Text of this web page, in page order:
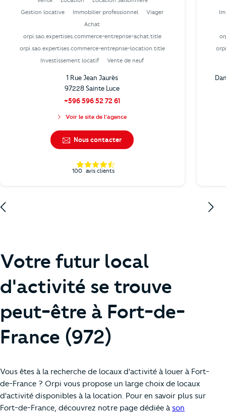
Gestion locative
Immobilier professionnel
Viager
Achat
orpi.sao.expertises.commerce-entreprise-achat.title
orpi.sao.expertises.commerce-entreprise-location.title
Investissement locatif
Vente de neuf
1 Rue Jean Jaurès
97228 Sainte Luce
+596 596 52 72 61
Voir le site de l'agence
Nous contacter
100 avis clients
Votre futur local
d'activité se trouve
peut-être à Fort-de-
France (972)
Vous êtes à la recherche de locaux d'activité à louer à Fort-
de-France ? Orpi vous propose un large choix de locaux
d'activité disponibles à la location. Pour en savoir plus sur
Fort-de-France, découvrez notre page dédiée à son